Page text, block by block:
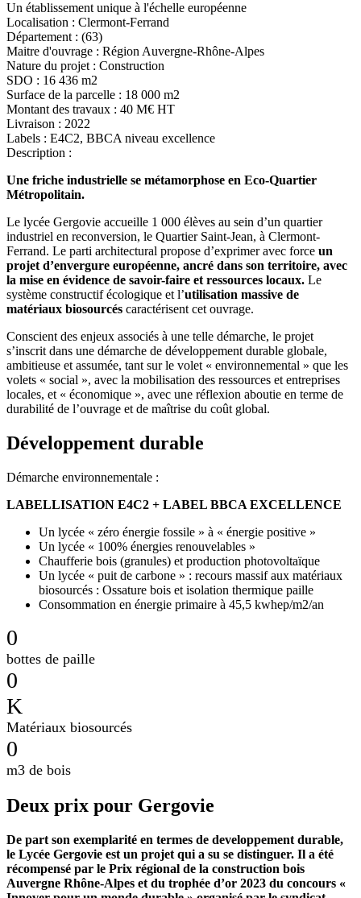
Un établissement unique à l'échelle européenne
Localisation : Clermont-Ferrand
Département : (63)
Maitre d'ouvrage : Région Auvergne-Rhône-Alpes
Nature du projet : Construction
SDO : 16 436 m2
Surface de la parcelle : 18 000 m2
Montant des travaux : 40 M€ HT
Livraison : 2022
Labels : E4C2, BBCA niveau excellence
Description :
Une friche industrielle se métamorphose en Eco-Quartier
Métropolitain.
Le lycée Gergovie accueille 1 000 élèves au sein d’un quartier
industriel en reconversion, le Quartier Saint-Jean, à Clermont-
Ferrand. Le parti architectural propose d’exprimer avec force un
projet d’envergure européenne, ancré dans son territoire, avec
la mise en évidence de savoir-faire et ressources locaux. Le
système constructif écologique et l’utilisation massive de
matériaux biosourcés caractérisent cet ouvrage.
Conscient des enjeux associés à une telle démarche, le projet
s’inscrit dans une démarche de développement durable globale,
ambitieuse et assumée, tant sur le volet « environnemental » que les
volets « social », avec la mobilisation des ressources et entreprises
locales, et « économique », avec une réflexion aboutie en terme de
durabilité de l’ouvrage et de maîtrise du coût global.
Développement durable
Démarche environnementale :
LABELLISATION E4C2 + LABEL BBCA EXCELLENCE
Un lycée « zéro énergie fossile » à « énergie positive »
Un lycée « 100% énergies renouvelables »
Chaufferie bois (granules) et production photovoltaïque
Un lycée « puit de carbone » : recours massif aux matériaux
biosourcés : Ossature bois et isolation thermique paille
Consommation en énergie primaire à 45,5 kwhep/m2/an
0
bottes de paille
0
K
Matériaux biosourcés
0
m3 de bois
Deux prix pour Gergovie
De part son exemplarité en termes de developpement durable,
le Lycée Gergovie est un projet qui a su se distinguer. Il a été
récompensé par le Prix régional de la construction bois
Auvergne Rhône-Alpes et du trophée d’or 2023 du concours «